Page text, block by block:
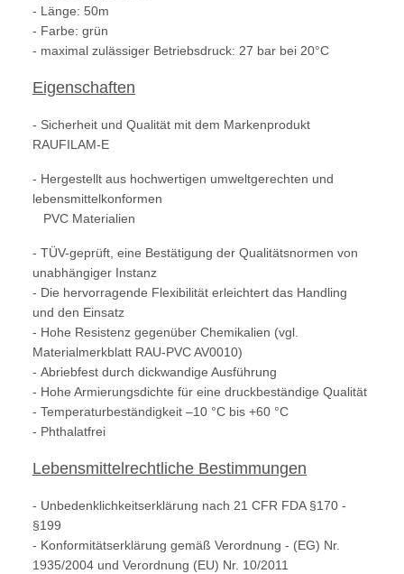
- Länge: 50m
- Farbe: grün
- maximal zulässiger Betriebsdruck: 27 bar bei 20°C
Eigenschaften
- Sicherheit und Qualität mit dem Markenprodukt
RAUFILAM-E
- Hergestellt aus hochwertigen umweltgerechten und
lebensmittelkonformen
PVC Materialien
- TÜV-geprüft, eine Bestätigung der Qualitätsnormen von
unabhängiger Instanz
- Die hervorragende Flexibilität erleichtert das Handling
und den Einsatz
- Hohe Resistenz gegenüber Chemikalien (vgl.
Materialmerkblatt RAU-PVC AV0010)
- Abriebfest durch dickwandige Ausführung
- Hohe Armierungsdichte für eine druckbeständige Qualität
- Temperaturbeständigkeit –10 °C bis +60 °C
- Phthalatfrei
Lebensmittelrechtliche Bestimmungen
- Unbedenklichkeitserklärung nach 21 CFR FDA §170 -
§199
- Konformitätserklärung gemäß Verordnung - (EG) Nr.
1935/2004 und Verordnung (EU) Nr. 10/2011